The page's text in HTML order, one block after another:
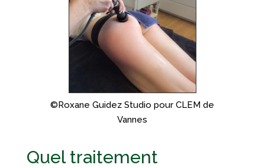
©Roxane Guidez Studio pour CLEM de
Vannes
Quel traitement